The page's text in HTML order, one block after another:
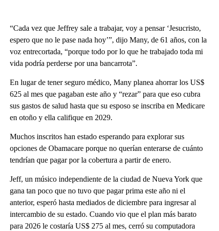
“Cada vez que Jeffrey sale a trabajar, voy a pensar ‘Jesucristo,
espero que no le pase nada hoy’”, dijo Many, de 61 años, con la
voz entrecortada, “porque todo por lo que he trabajado toda mi
vida podría perderse por una bancarrota”.
En lugar de tener seguro médico, Many planea ahorrar los US$
625 al mes que pagaban este año y “rezar” para que eso cubra
sus gastos de salud hasta que su esposo se inscriba en Medicare
en otoño y ella califique en 2029.
Muchos inscritos han estado esperando para explorar sus
opciones de Obamacare porque no querían enterarse de cuánto
tendrían que pagar por la cobertura a partir de enero.
Jeff, un músico independiente de la ciudad de Nueva York que
gana tan poco que no tuvo que pagar prima este año ni el
anterior, esperó hasta mediados de diciembre para ingresar al
intercambio de su estado. Cuando vio que el plan más barato
para 2026 le costaría US$ 275 al mes, cerró su computadora